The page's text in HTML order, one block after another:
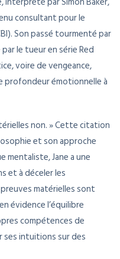
consultant pour le
Son passé tourmenté par
le tueur en série Red
voire de vengeance,
profondeur émotionnelle à
non. » Cette citation
et son approche
mentaliste, Jane a une
et à déceler les
matérielles sont
évidence l’équilibre
compétences de
ses intuitions sur des